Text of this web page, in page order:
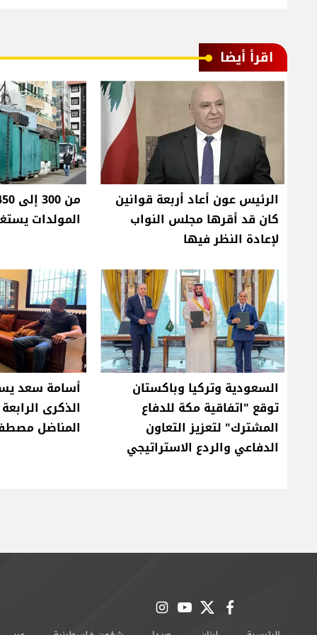
اقرأ أيضا
الرئيس عون أعاد أربعة قوانين
كان قد أقرها مجلس النواب
لإعادة النظر فيها
المولدات
السعودية وتركيا وباكستان
توقع "اتفاقية مكة للدفاع
المشترك" لتعزيز التعاون
الدفاعي والردع الاستراتيجي
أسامة سعد
الذكرى
المناضل
facebook
twitter
youtube
instagram